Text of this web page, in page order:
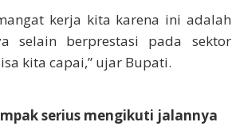
kerja kita karena ini adalah
selain berprestasi pada sektor
kita capai,” ujar Bupati.
serius mengikuti jalannya